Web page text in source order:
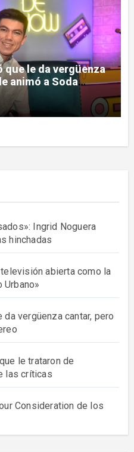
le da vergüenza
animó a Soda
Ingrid Noguera
hinchadas
abierta como la
Urbano»
vergüenza cantar, pero
le trataron de
las críticas
Consideration de los